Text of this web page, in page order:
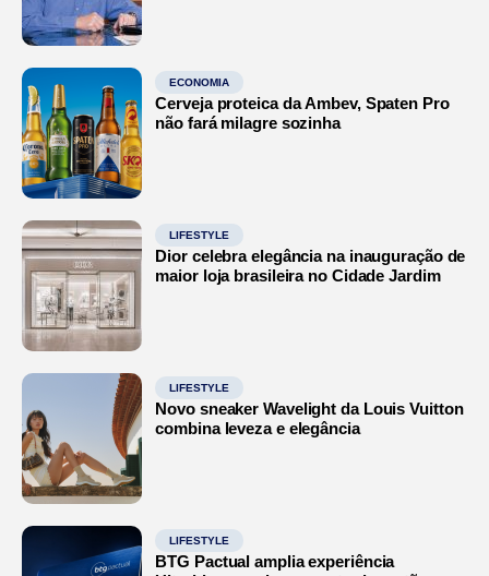
ECONOMIA
Cerveja proteica da Ambev, Spaten Pro
não fará milagre sozinha
LIFESTYLE
Dior celebra elegância na inauguração de
maior loja brasileira no Cidade Jardim
LIFESTYLE
Novo sneaker Wavelight da Louis Vuitton
combina leveza e elegância
LIFESTYLE
BTG Pactual amplia experiência